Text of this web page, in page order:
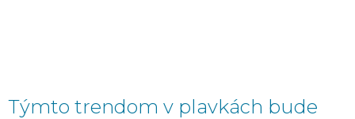
Týmto trendom v plavkách bude